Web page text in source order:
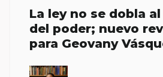
La ley no se dobla
del poder; nuevo
para Geovany